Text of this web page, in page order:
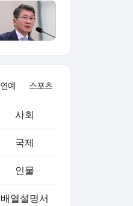
연예 스포츠
사회
국제
인물
배열설명서